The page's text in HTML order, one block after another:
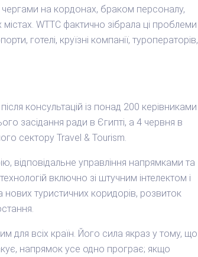
на кордонах, браком персоналу,
WTTC фактично зібрала ці проблеми
готелі, круїзні компанії, туроператорів,
консультацій із понад 200 керівниками
засідання ради в Єгипті, а 4 червня в
сектору Travel & Tourism.
відповідальне управління напрямками та
включно зі штучним інтелектом і
нових туристичних коридорів, розвиток
для всіх країн. Його сила якраз у тому, що
напрямок усе одно програє; якщо